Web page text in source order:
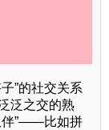
”的社交关系
泛之交的熟
伴”——比如拼